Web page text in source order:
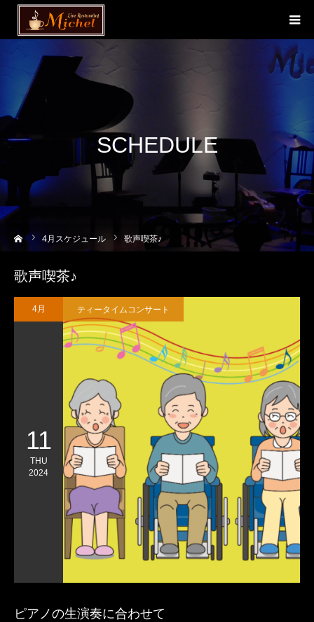
SCHEDULE
4月スケジュール 歌声喫茶♪
歌声喫茶♪
4月
11
THU
2024
ティータイムコンサート
ピアノの生演奏に合わせて